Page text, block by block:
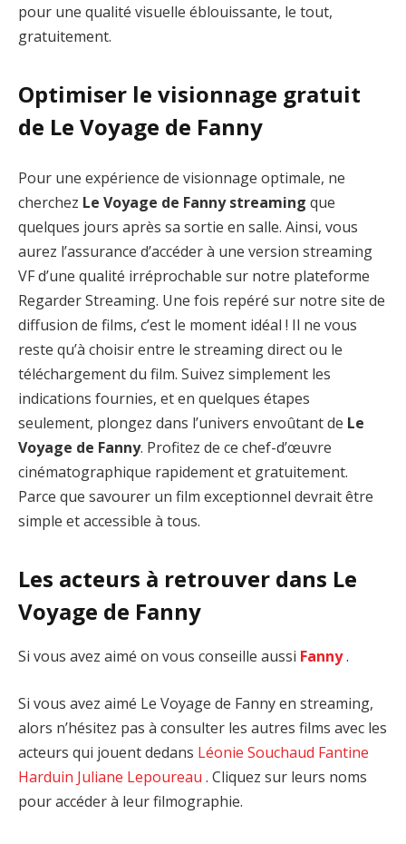
pour une qualité visuelle éblouissante, le tout,
gratuitement.
Optimiser le visionnage gratuit
de Le Voyage de Fanny
Pour une expérience de visionnage optimale, ne
cherchez Le Voyage de Fanny streaming que
quelques jours après sa sortie en salle. Ainsi, vous
aurez l’assurance d’accéder à une version streaming
VF d’une qualité irréprochable sur notre plateforme
Regarder Streaming. Une fois repéré sur notre site de
diffusion de films, c’est le moment idéal ! Il ne vous
reste qu’à choisir entre le streaming direct ou le
téléchargement du film. Suivez simplement les
indications fournies, et en quelques étapes
seulement, plongez dans l’univers envoûtant de Le
Voyage de Fanny. Profitez de ce chef-d’œuvre
cinématographique rapidement et gratuitement.
Parce que savourer un film exceptionnel devrait être
simple et accessible à tous.
Les acteurs à retrouver dans Le
Voyage de Fanny
Si vous avez aimé on vous conseille aussi Fanny.
Si vous avez aimé Le Voyage de Fanny en streaming,
alors n’hésitez pas à consulter les autres films avec les
acteurs qui jouent dedans Léonie Souchaud Fantine
Harduin Juliane Lepoureau . Cliquez sur leurs noms
pour accéder à leur filmographie.